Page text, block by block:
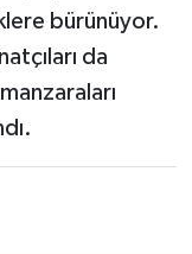
bürünüyor.
da